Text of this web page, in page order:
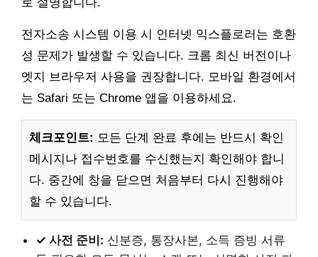
전자소송 시스템 이용 시 인터넷 익스플로러는 호환
성 문제가 발생할 수 있습니다. 크롬 최신 버전이나
엣지 브라우저 사용을 권장합니다. 모바일 환경에서
는 Safari 또는 Chrome 앱을 이용하세요.
체크포인트: 모든 단계 완료 후에는 반드시 확인
메시지나 접수번호를 수신했는지 확인해야 합니
다. 중간에 창을 닫으면 처음부터 다시 진행해야
할 수 있습니다.
✓ 사전 준비: 신분증, 통장사본, 소득 증빙 서류